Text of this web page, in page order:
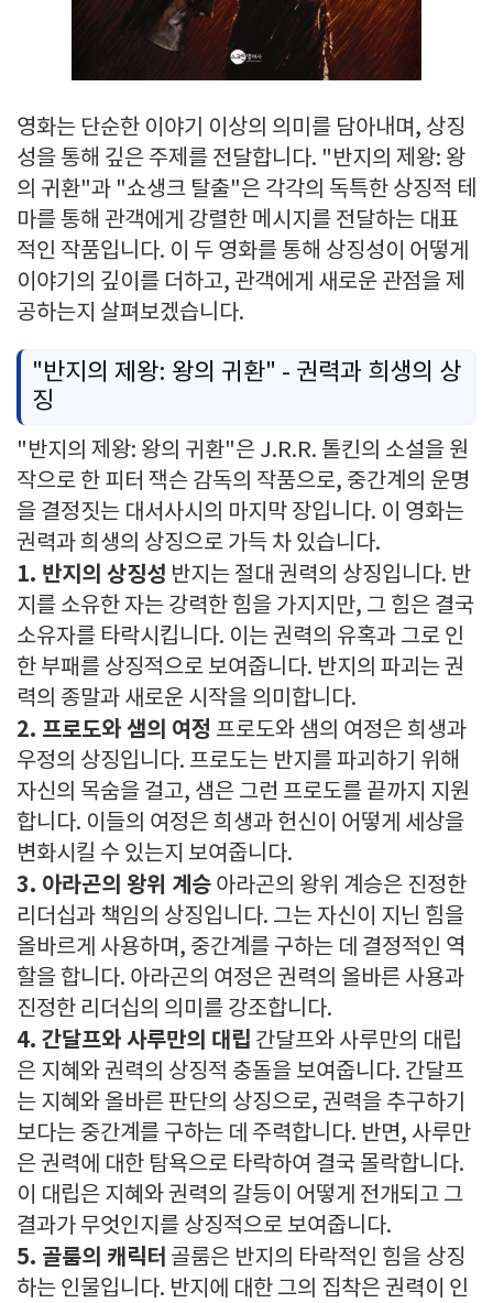
영화는 단순한 이야기 이상의 의미를 담아내며, 상징
성을 통해 깊은 주제를 전달합니다. "반지의 제왕: 왕
의 귀환"과 "쇼생크 탈출"은 각각의 독특한 상징적 테
마를 통해 관객에게 강렬한 메시지를 전달하는 대표
적인 작품입니다. 이 두 영화를 통해 상징성이 어떻게
이야기의 깊이를 더하고, 관객에게 새로운 관점을 제
공하는지 살펴보겠습니다.
"반지의 제왕: 왕의 귀환" - 권력과 희생의 상
징
"반지의 제왕: 왕의 귀환"은 J.R.R. 톨킨의 소설을 원
작으로 한 피터 잭슨 감독의 작품으로, 중간계의 운명
을 결정짓는 대서사시의 마지막 장입니다. 이 영화는
권력과 희생의 상징으로 가득 차 있습니다.
1. 반지의 상징성 반지는 절대 권력의 상징입니다. 반
지를 소유한 자는 강력한 힘을 가지지만, 그 힘은 결국
소유자를 타락시킵니다. 이는 권력의 유혹과 그로 인
한 부패를 상징적으로 보여줍니다. 반지의 파괴는 권
력의 종말과 새로운 시작을 의미합니다.
2. 프로도와 샘의 여정 프로도와 샘의 여정은 희생과
우정의 상징입니다. 프로도는 반지를 파괴하기 위해
자신의 목숨을 걸고, 샘은 그런 프로도를 끝까지 지원
합니다. 이들의 여정은 희생과 헌신이 어떻게 세상을
변화시킬 수 있는지 보여줍니다.
3. 아라곤의 왕위 계승 아라곤의 왕위 계승은 진정한
리더십과 책임의 상징입니다. 그는 자신이 지닌 힘을
올바르게 사용하며, 중간계를 구하는 데 결정적인 역
할을 합니다. 아라곤의 여정은 권력의 올바른 사용과
진정한 리더십의 의미를 강조합니다.
4. 간달프와 사루만의 대립 간달프와 사루만의 대립
은 지혜와 권력의 상징적 충돌을 보여줍니다. 간달프
는 지혜와 올바른 판단의 상징으로, 권력을 추구하기
보다는 중간계를 구하는 데 주력합니다. 반면, 사루만
은 권력에 대한 탐욕으로 타락하여 결국 몰락합니다.
이 대립은 지혜와 권력의 갈등이 어떻게 전개되고 그
결과가 무엇인지를 상징적으로 보여줍니다.
5. 골룸의 캐릭터 골룸은 반지의 타락적인 힘을 상징
하는 인물입니다. 반지에 대한 그의 집착은 권력이 인